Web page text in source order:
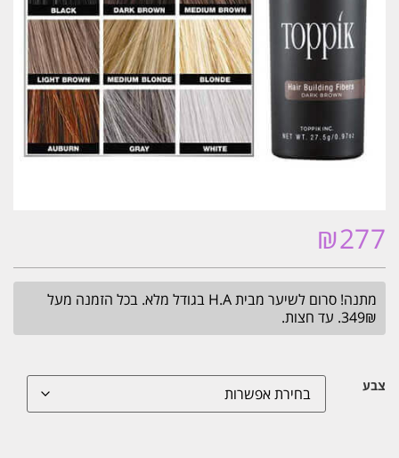
₪277
מתנה! סרום לשיער מבית H.A בגודל מלא. בכל הזמנה מעל
349₪. עד חצות.
צבע